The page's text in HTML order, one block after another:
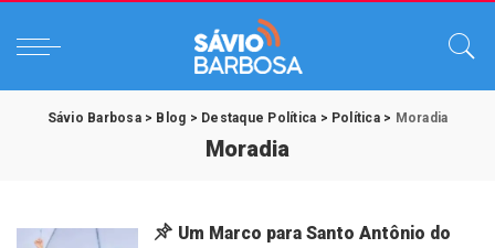
Sávio Barbosa> Blog > Destaque Política > Política> Moradia
Moradia
Um Marco para Santo Antônio do